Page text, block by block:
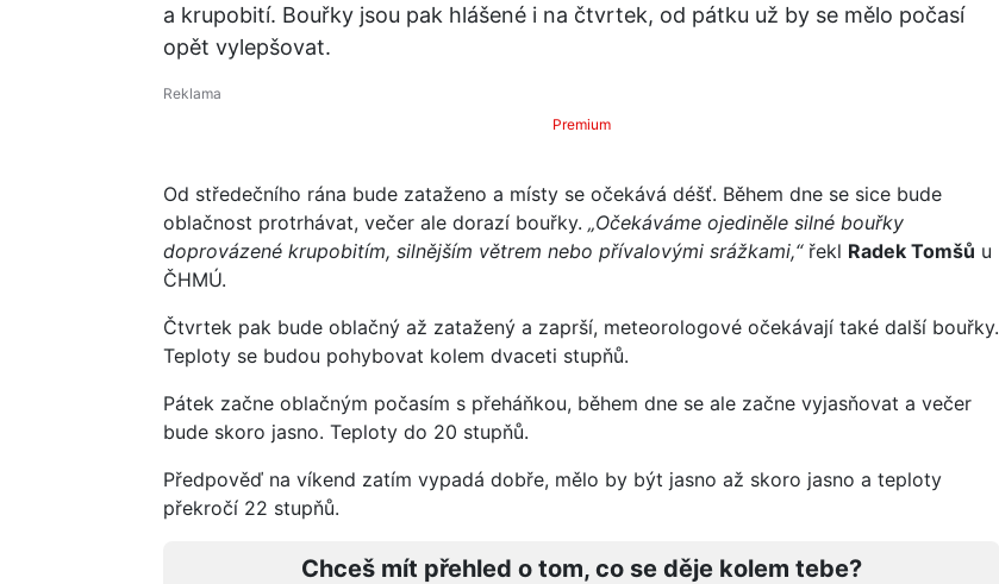
a krupobití. Bouřky jsou pak hlášené i na čtvrtek, od pátku už by se mělo počasí
opět vylepšovat.
Premium
Od středečního rána bude zataženo a místy se očekává déšť. Během dne se sice bude
oblačnost protrhávat, večer ale dorazí bouřky. „Očekáváme ojediněle silné bouřky
doprovázené krupobitím, silnějším větrem nebo přívalovými srážkami,“řekl Radek Tomšů u
ČHMÚ.
Čtvrtek pak bude oblačný až zatažený a zaprší, meteorologové očekávají také další bouřky.
Teploty se budou pohybovat kolem dvaceti stupňů.
Pátek začne oblačným počasím s přeháňkou, během dne se ale začne vyjasňovat a večer
bude skoro jasno. Teploty do 20 stupňů.
Předpověď na víkend zatím vypadá dobře, mělo by být jasno až skoro jasno a teploty
překročí 22 stupňů.
Chceš mít přehled o tom, co se děje kolem tebe?